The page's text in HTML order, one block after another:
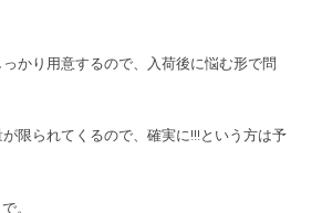
かり用意するので、入荷後に悩む形で問
限られてくるので、確実に!!!という方は予
。